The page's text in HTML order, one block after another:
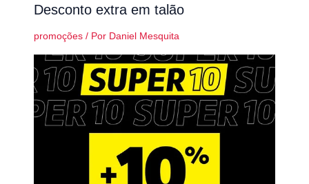
Desconto extra em talão
promoções/ Por Daniel Mesquita